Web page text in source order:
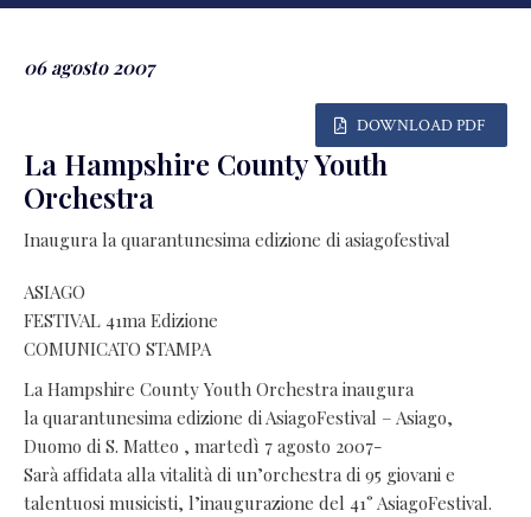
06 agosto 2007
DOWNLOAD PDF
La Hampshire County Youth
Orchestra
Inaugura la quarantunesima edizione di asiagofestival
ASIAGO
FESTIVAL 41ma Edizione
COMUNICATO STAMPA
La Hampshire County Youth Orchestra inaugura
la quarantunesima edizione di AsiagoFestival – Asiago,
Duomo di S. Matteo , martedì 7 agosto 2007-
Sarà affidata alla vitalità di un’orchestra di 95 giovani e
talentuosi musicisti, l’inaugurazione del 41° AsiagoFestival.